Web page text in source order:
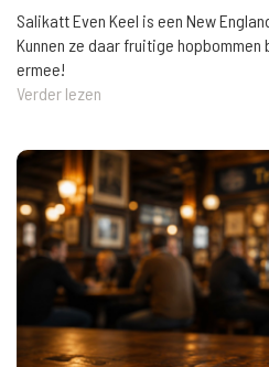
Salikatt Even Keel is een New
Kunnen ze daar fruitige hopbommen
ermee!
Verder lezen